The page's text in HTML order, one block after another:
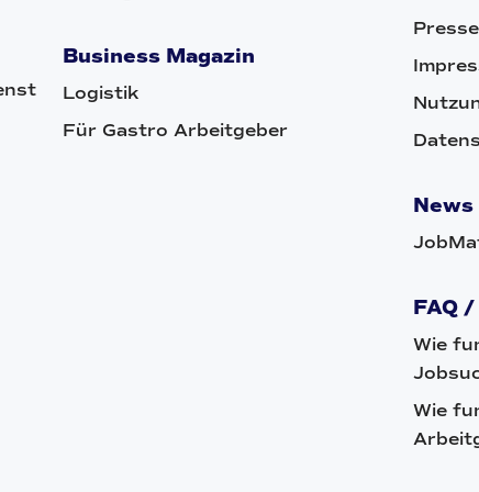
Business Magazin
Logistik
Für Gastro Arbeitgeber
News
FAQ
Wie
Wie